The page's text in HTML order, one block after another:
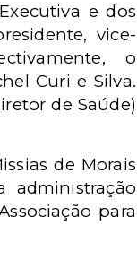
e dos
vice-
o
Curi e Silva.
de Saúde)
de Morais
para